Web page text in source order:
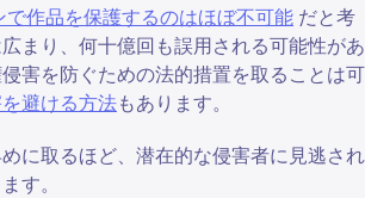
で作品を保護するのはほぼ不可能 だと考
まり、何十億回も誤用される可能性があ
害を防ぐための法的措置を取ることは可
避ける方法もあります。
に取るほど、潜在的な侵害者に見逃され
す。